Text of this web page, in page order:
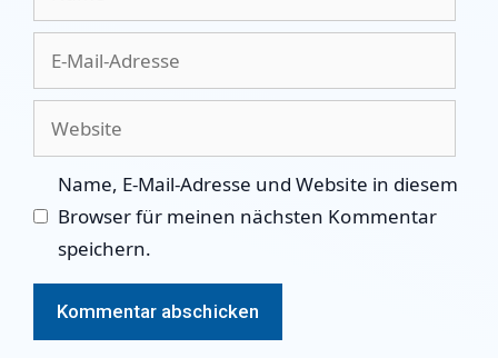
Name, E-Mail-Adresse und Website in diesem
Browser für meinen nächsten Kommentar
speichern.